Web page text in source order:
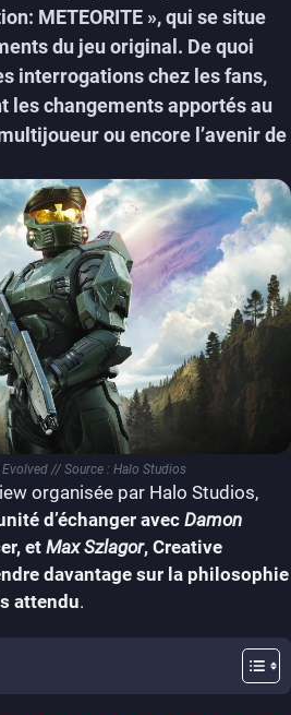
METEORITE », qui se situe
du jeu original. De quoi
interrogations chez les fans,
les changements apportés au
ou encore l’avenir de
// Source : Halo Studios
organisée par Halo Studios,
d’échanger avec Damon
et Max Szlagor, Creative
davantage sur la philosophie
attendu.